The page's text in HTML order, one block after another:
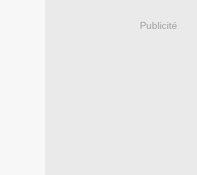
Publicité